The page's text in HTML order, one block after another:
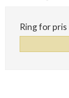
Ring for pris